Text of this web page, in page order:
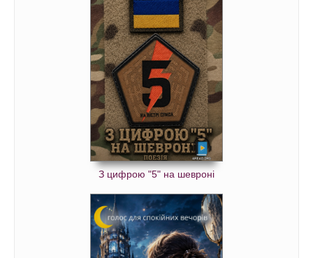
З цифрою "5" на шевроні